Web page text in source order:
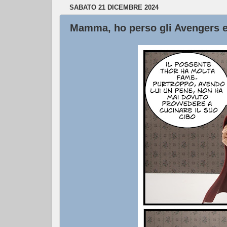
SABATO 21 DICEMBRE 2024
Mamma, ho perso gli Avengers